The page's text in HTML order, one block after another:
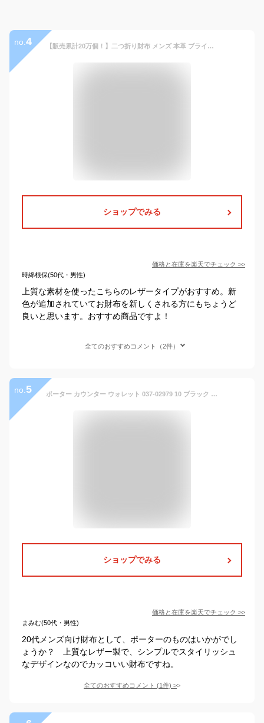
no. 4 【販売累計20万個！】二つ折り財布 メンズ 本革 ブライドルレザー BRITISH GREEN ブリティッシュグリーン ミニ財布 コンパクトウォレット サイフ ボックス型小銭入れ カード収納 紳士 ビジネス 男性 人気 プレゼント 刻印 【名入れ無料】[セール対象]
ショップでみる
価格と在庫を楽天でチェック >>
時綿根保(50代・男性)
上質な素材を使ったこちらのレザータイプがおすすめ。新
色が追加されていてお財布を新しくされる方にもちょうど
良いと思います。おすすめ商品ですよ！
全てのおすすめコメント（2件）
no. 5 ポーター カウンター ウォレット 037-02979 10 ブラック PORTER 吉田カバン 二つ折り財布 COUNTER レザー ギフト プレゼント 日本製 シンプル
ショップでみる
価格と在庫を楽天でチェック >>
まみむ(50代・男性)
20代メンズ向け財布として、ポーターのものはいかがでし
ょうか？ 上質なレザー製で、シンプルでスタイリッシュ
なデザインなのでカッコいい財布ですね。
全てのおすすめコメント (1件) >